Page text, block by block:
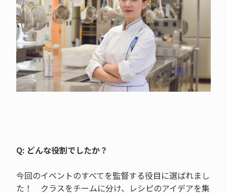
Q: どんな役割でしたか？
今回のイベントのすべてを監督する役目に選ばれまし
た！ クラスをチームに分け、レシピのアイデアを集